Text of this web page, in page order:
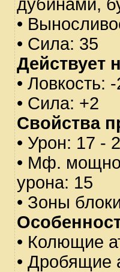
дубинами,
•
• Сила: 35
Действует
• Ловкость:
• Сила: +2
Свойства
• Урон: 17 -
• Мф.
урона: 15
• Зоны
• Колющие
• Дробящие